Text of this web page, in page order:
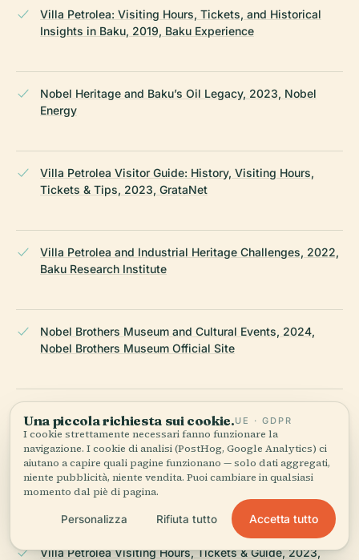
Villa Petrolea: Visiting Hours, Tickets, and Historical
Insights in Baku, 2019, Baku Experience
Nobel Heritage and Baku’s Oil Legacy, 2023, Nobel
Energy
Villa Petrolea Visitor Guide: History, Visiting Hours,
Tickets & Tips, 2023, GrataNet
Villa Petrolea and Industrial Heritage Challenges, 2022,
Baku Research Institute
Nobel Brothers Museum and Cultural Events, 2024,
Nobel Brothers Museum Official Site
Travel
Restoration of Villa Petrolea, 2021, Branobel History
Villa Petrolea Visiting Hours, Tickets & Guide, 2023,
Una piccola richiesta sui cookie.UE · GDPR
I cookie strettamente necessari fanno funzionare la
navigazione. I cookie di analisi (PostHog, Google Analytics) ci
aiutano a capire quali pagine funzionano — solo dati aggregati,
niente pubblicità, niente vendita. Puoi cambiare in qualsiasi
momento dal piè di pagina.
Personalizza Rifiuta tutto Accetta tutto